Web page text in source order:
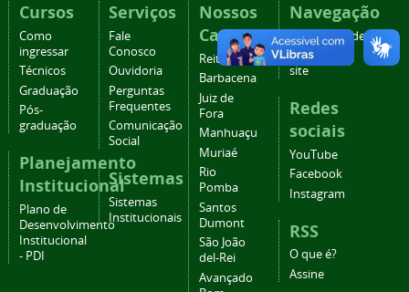
Cursos
Como
ingressar
Técnicos
Graduação
Pós-
graduação
Planejamento
Institucional
Plano de
Desenvolvimento
Institucional
- PDI
Serviços
Fale
Conosco
Ouvidoria
Perguntas
Frequentes
Comunicação
Social
Sistemas
Sistemas
Institucionais
Nossos
Campi
Reitoria
Barbacena
Juiz de
Fora
Manhuaçu
Muriaé
Rio
Pomba
Santos
Dumont
São João
del-Rei
Avançado
Navegação
Acessibilidade
Mapa do
site
Redes
sociais
YouTube
Facebook
Instagram
RSS
O que é?
Assine